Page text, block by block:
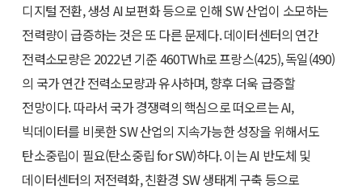
디지털 전환, 생성 AI 보편화 등으로 인해 SW 산업이 소모하는
전력량이 급증하는 것은 또 다른 문제다. 데이터센터의 연간
전력소모량은 2022년 기준 460TWh로 프랑스(425), 독일(490)
의 국가 연간 전력소모량과 유사하며, 향후 더욱 급증할
전망이다. 따라서 국가 경쟁력의 핵심으로 떠오르는 AI,
빅데이터를 비롯한 SW 산업의 지속가능한 성장을 위해서도
탄소중립이 필요(탄소중립 for SW)하다. 이는 AI 반도체 및
데이터센터의 저전력화, 친환경 SW 생태계 구축 등으로